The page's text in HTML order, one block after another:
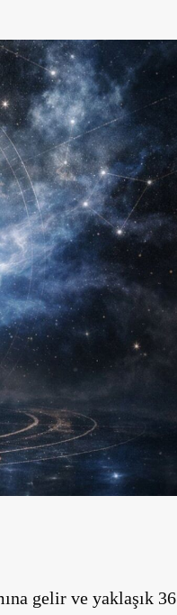
gelir ve yaklaşık 36